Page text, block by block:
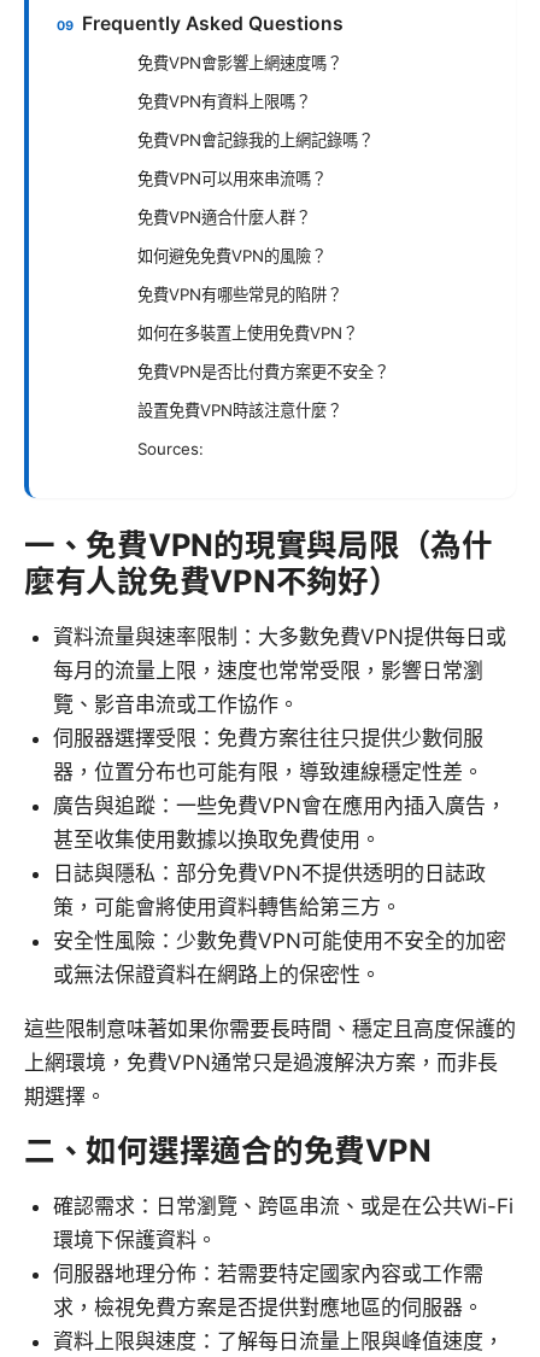
Frequently Asked Questions
免費VPN會影響上網速度嗎？
免費VPN有資料上限嗎？
免費VPN會記錄我的上網記錄嗎？
免費VPN可以用來串流嗎？
免費VPN適合什麼人群？
如何避免免費VPN的風險？
免費VPN有哪些常見的陷阱？
如何在多裝置上使用免費VPN？
免費VPN是否比付費方案更不安全？
設置免費VPN時該注意什麼？
Sources:
一、免費VPN的現實與局限（為什
麼有人說免費VPN不夠好）
資料流量與速率限制：大多數免費VPN提供每日或
每月的流量上限，速度也常常受限，影響日常瀏
覽、影音串流或工作協作。
伺服器選擇受限：免費方案往往只提供少數伺服
器，位置分布也可能有限，導致連線穩定性差。
廣告與追蹤：一些免費VPN會在應用內插入廣告，
甚至收集使用數據以換取免費使用。
日誌與隱私：部分免費VPN不提供透明的日誌政
策，可能會將使用資料轉售給第三方。
安全性風險：少數免費VPN可能使用不安全的加密
或無法保證資料在網路上的保密性。
這些限制意味著如果你需要長時間、穩定且高度保護的
上網環境，免費VPN通常只是過渡解決方案，而非長
期選擇。
二、如何選擇適合的免費VPN
確認需求：日常瀏覽、跨區串流、或是在公共Wi-Fi
環境下保護資料。
伺服器地理分佈：若需要特定國家內容或工作需
求，檢視免費方案是否提供對應地區的伺服器。
資料上限與速度：了解每日流量上限與峰值速度，